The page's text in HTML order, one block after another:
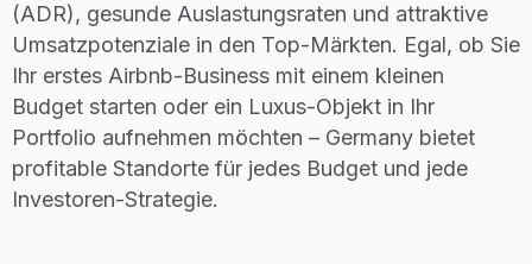
(ADR), gesunde Auslastungsraten und attraktive
Umsatzpotenziale in den Top-Märkten. Egal, ob Sie
Ihr erstes Airbnb-Business mit einem kleinen
Budget starten oder ein Luxus-Objekt in Ihr
Portfolio aufnehmen möchten – Germany bietet
profitable Standorte für jedes Budget und jede
Investoren-Strategie.